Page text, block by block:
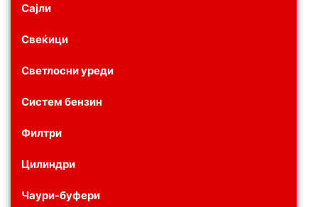
Сајли
Свеќици
Светлосни уреди
Систем бензин
Филтри
Цилиндри
Чаури-буфери